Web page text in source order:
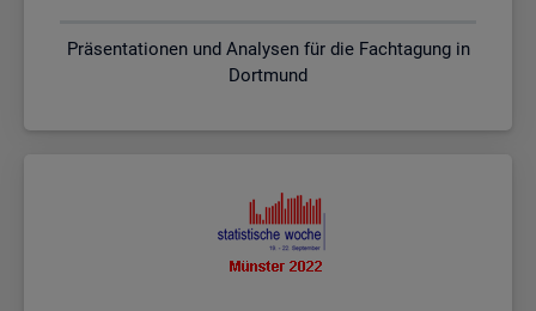
Präsentationen und Analysen für die Fachtagung in
Dortmund